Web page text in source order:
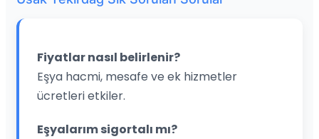
Fiyatlar nasıl belirlenir?
Eşya hacmi, mesafe ve ek hizmetler
ücretleri etkiler.
Eşyalarım sigortalı mı?